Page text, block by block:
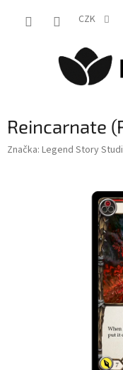
CZK
Reincarnate
Značka: Legend Story